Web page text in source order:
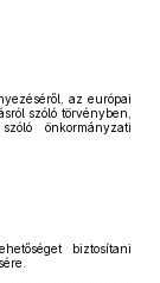
az európai
szóló törvényben,
önkormányzati
biztosítani